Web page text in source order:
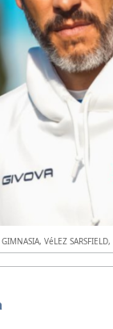
GIMNASIA,VéLEZ SARSFIELD,